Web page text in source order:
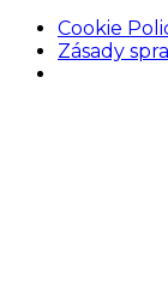
Cookie
Zásady